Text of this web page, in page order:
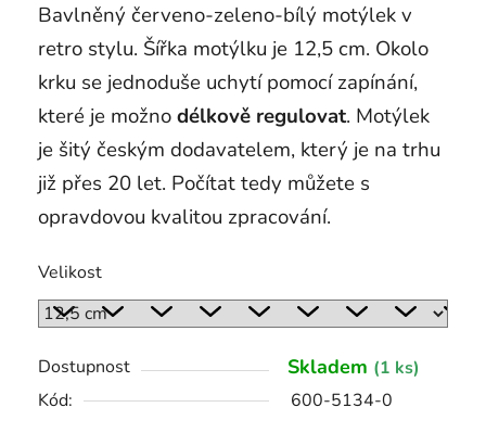
Bavlněný červeno-zeleno-bílý motýlek v
retro stylu. Šířka motýlku je 12,5 cm. Okolo
krku se jednoduše uchytí pomocí zapínání,
které je možnodélkově regulovat. Motýlek
je šitý českým dodavatelem, který je na trhu
již přes 20 let. Počítat tedy můžete s
opravdovou kvalitou zpracování.
Velikost
Dostupnost Skladem (1 ks)
Kód:
600-5134-0